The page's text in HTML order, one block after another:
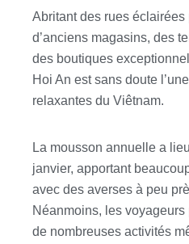
Abritant des rues éclairées
d’anciens magasins, des
des boutiques
Hoi An est sans doute
relaxantes du Viêtnam.
La mousson annuelle a
janvier, apportant
avec des averses à peu
Néanmoins, les
de nombreuses activités